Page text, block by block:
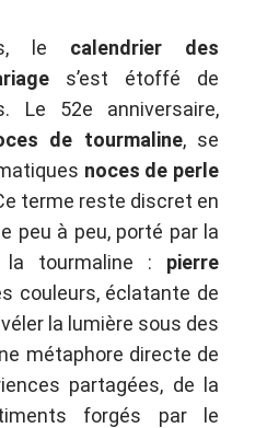
le calendrier des
s’est étoffé de
Le 52e anniversaire,
de tourmaline, se
noces de perle
terme reste discret en
peu à peu, porté par la
la tourmaline : pierre
couleurs, éclatante de
la lumière sous des
métaphore directe de
partagées, de la
forgés par le